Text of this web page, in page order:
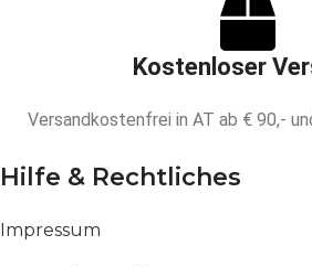
Kostenloser
Versandkostenfrei in AT ab € 90,-
Hilfe & Rechtliches
Impressum